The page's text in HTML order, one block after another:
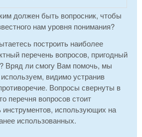
должен быть вопросник, чтобы
нам уровня понимания?
построить наиболее
перечень вопросов, пригодный
Вряд ли смогу Вам помочь, мы
видимо устранив
Вопросы свернуты в
перечня вопросов стоит
инструментов, использующих на
использованных.